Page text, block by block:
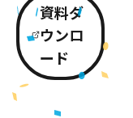
資料ダ
ウンロ
ード